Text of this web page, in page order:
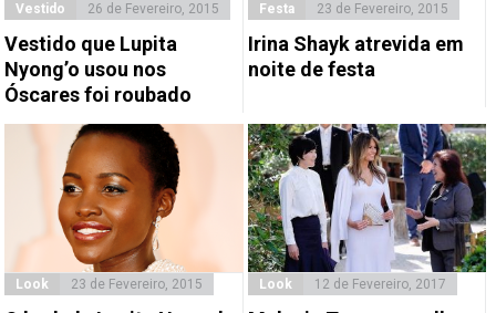
Vestido 26 de Fevereiro, 2015
Vestido que Lupita
Nyong’o usou nos
Óscares foi roubado
Festa 23 de Fevereiro, 2015
Irina Shayk atrevida em
noite de festa
Look 23 de Fevereiro, 2015 Look 12 de Fevereiro, 2017